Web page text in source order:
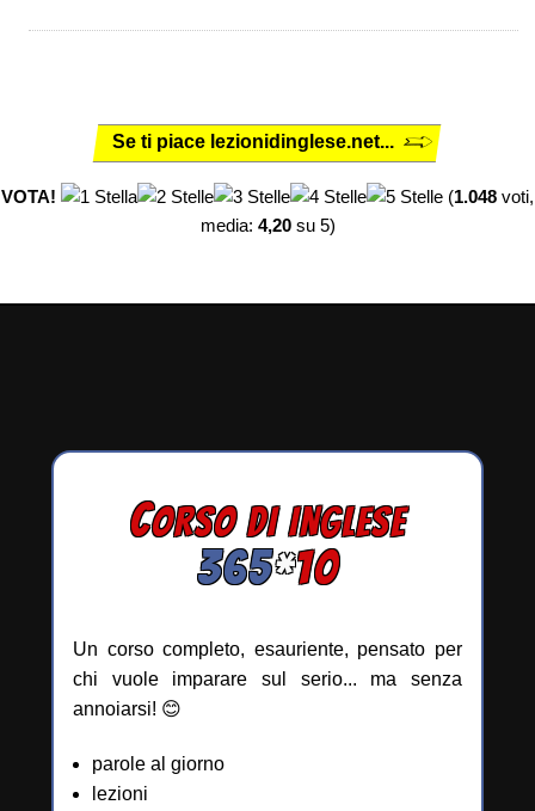
Se ti piace lezionidinglese.net...
VOTA! (1.048 voti,
media: 4,20su 5)
CORSO DI INGLESE
365*10
Un corso completo, esauriente, pensato per
chi vuole imparare sul serio... ma senza
annoiarsi! 😊
parole al giorno
lezioni